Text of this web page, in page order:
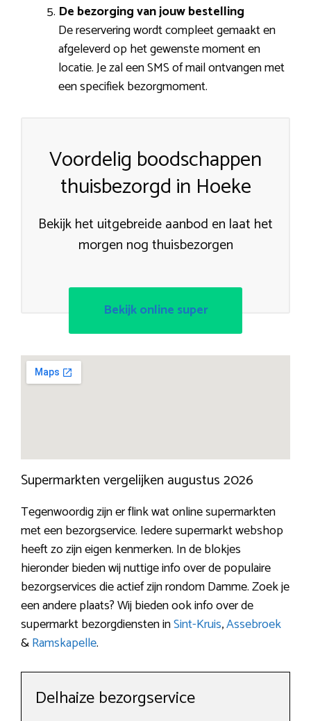
De bezorging van jouw bestelling
De reservering wordt compleet gemaakt en
afgeleverd op het gewenste moment en
locatie. Je zal een SMS of mail ontvangen met
een specifiek bezorgmoment.
Voordelig boodschappen
thuisbezorgd in Hoeke
Bekijk het uitgebreide aanbod en laat het
morgen nog thuisbezorgen
Bekijk online super
Supermarkten vergelijken augustus 2026
Tegenwoordig zijn er flink wat online supermarkten
met een bezorgservice. Iedere supermarkt webshop
heeft zo zijn eigen kenmerken. In de blokjes
hieronder bieden wij nuttige info over de populaire
bezorgservices die actief zijn rondom Damme. Zoek je
een andere plaats? Wij bieden ook info over de
supermarkt bezorgdiensten inSint-Kruis,Assebroek
&Ramskapelle.
Delhaize bezorgservice